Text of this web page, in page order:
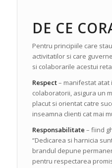
DE CE
Pentru principiile care
activitatilor si care
si colaborarile acestui
Respect– manifestat atat
colaboratorii, asigura un
placut si orientat catre
inseamna clienti cat mai
Responsabilitate – fiind
“Dedicarea si harnicia
brandul depune
pentru respectarea